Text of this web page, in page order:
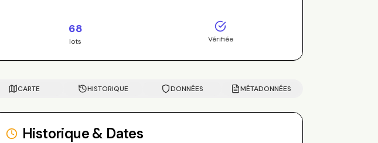
68
lots Vérifiée
CARTE HISTORIQUE DONNÉES MÉTADONNÉES
Historique & Dates